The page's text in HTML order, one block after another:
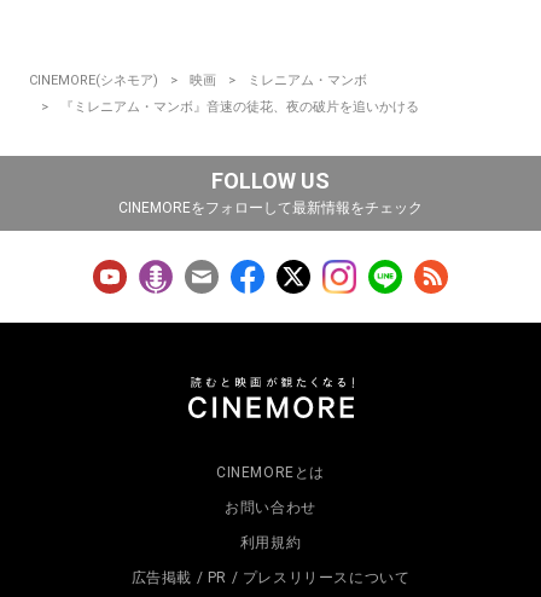
CINEMORE(シネモア) 映画
ミレニアム・マンボ
『ミレニアム・マンボ』音速の徒花、夜の破片を追いかける
FOLLOW US
CINEMOREをフォローして最新情報をチェック
CINEMOREとは
お問い合わせ
利用規約
広告掲載 / PR / プレスリリースについて